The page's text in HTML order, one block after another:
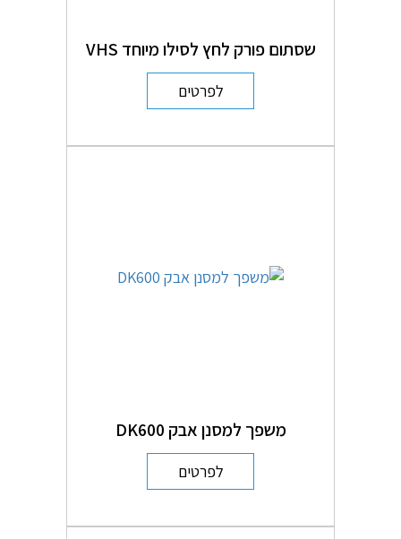
שסתום פורק לחץ לסילו מיוחד VHS
לפרטים
משפך למסנן אבק DK600
לפרטים